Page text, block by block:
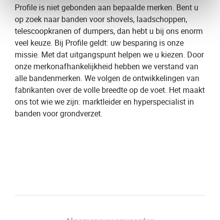
Profile is niet gebonden aan bepaalde merken. Bent u
op zoek naar banden voor shovels, laadschoppen,
telescoopkranen of dumpers, dan hebt u bij ons enorm
veel keuze. Bij Profile geldt: uw besparing is onze
missie. Met dat uitgangspunt helpen we u kiezen. Door
onze merkonafhankelijkheid hebben we verstand van
alle bandenmerken. We volgen de ontwikkelingen van
fabrikanten over de volle breedte op de voet. Het maakt
ons tot wie we zijn: marktleider en hyperspecialist in
banden voor grondverzet.